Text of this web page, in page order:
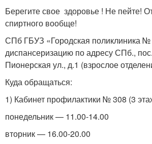
Берегите свое здоровье ! Не пейте!
спиртного вообще!
СПб ГБУЗ «Городская поликлиника №
диспансеризацию по адресу СПб.,
Пионерская ул., д.1 (взрослое
Куда обращаться:
1) Кабинет профилактики № 308 (3
понедельник — 11.00-14.00
вторник — 16.00-20.00